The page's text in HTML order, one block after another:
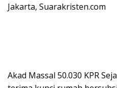
Jakarta, Suarakristen.com
Akad Massal 50.030 KPR